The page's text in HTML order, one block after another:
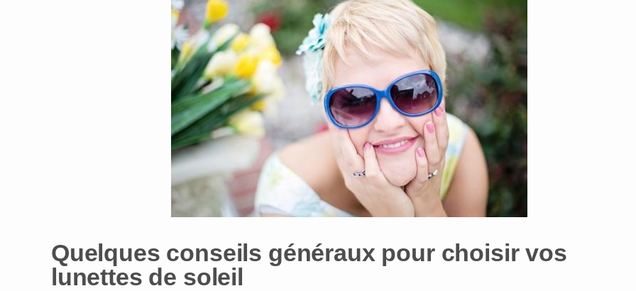
Quelques conseils généraux pour choisir vos
lunettes de soleil